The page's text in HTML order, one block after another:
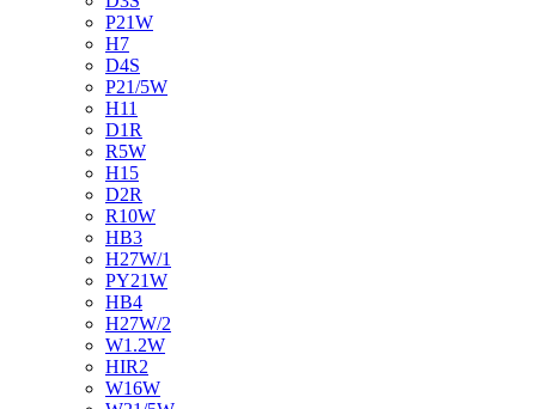
P21W
H7
D4S
P21/5W
H11
D1R
R5W
H15
D2R
R10W
HB3
H27W/1
PY21W
HB4
H27W/2
W1.2W
HIR2
W16W